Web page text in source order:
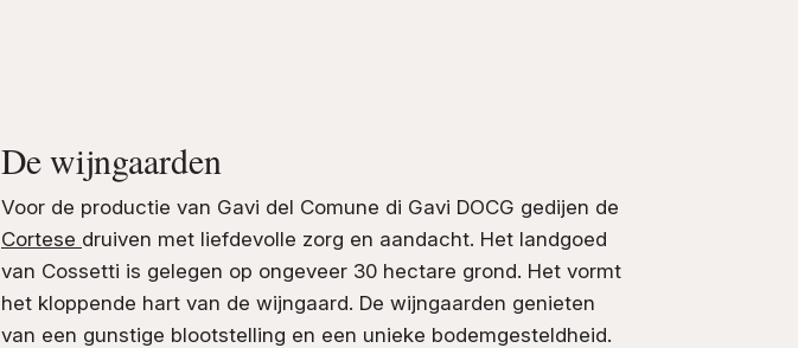
De wijngaarden
Voor de productie van Gavi del Comune di Gavi DOCG gedijen de
Cortese druiven met liefdevolle zorg en aandacht. Het landgoed
van Cossetti is gelegen op ongeveer 30 hectare grond. Het vormt
het kloppende hart van de wijngaard. De wijngaarden genieten
van een gunstige blootstelling en een unieke bodemgesteldheid.